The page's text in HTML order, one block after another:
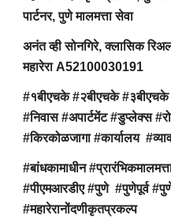
पार्टनर, पुणे मालमत्ता सेवा
अनंत व्ही सोनगिरे, क्लासिक
महारेरा A52100030191
#१बीएचके #२बीएचके
#निवास #अपार्टमेंट #डुप्लेक्स
#किरकोळजागा #कार्यालय
#बांधकामाधीन
#पीएमआरडीए #पुणे #पुणेपूर्व
#महारेरानोंदणीकृतप्रकल्प